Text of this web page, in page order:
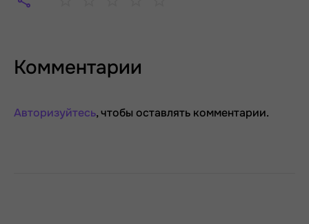
Комментарии
Авторизуйтесь, чтобы оставлять комментарии.